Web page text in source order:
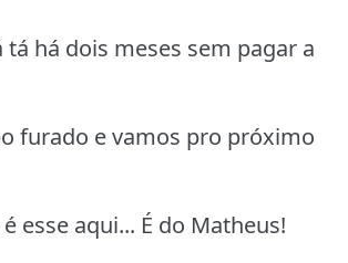
tá há dois meses sem pagar a
furado e vamos pro próximo
esse aqui... É do Matheus!